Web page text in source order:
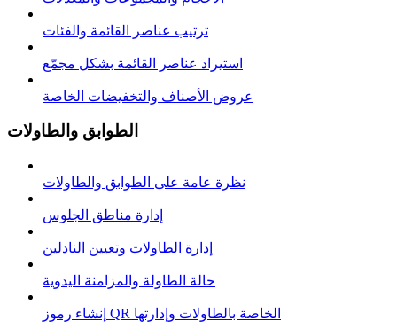
ترتيب عناصر القائمة والفئات
استيراد عناصر القائمة بشكل مجمّع
عروض الأصناف والتخفيضات الخاصة
الطوابق والطاولات
نظرة عامة على الطوابق والطاولات
إدارة مناطق الجلوس
إدارة الطاولات وتعيين النادلين
حالة الطاولة والمزامنة اليدوية
إنشاء رموز QR الخاصة بالطاولات وإدارتها